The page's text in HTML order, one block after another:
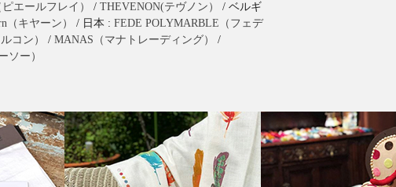
エールフレイ） / THEVENON(テヴノン）
/ ベルギ
（キヤーン） / 日本 : FEDE POLYMARBLE（フェデ
コン） / MANAS（マナトレーディング）
/
ソー）